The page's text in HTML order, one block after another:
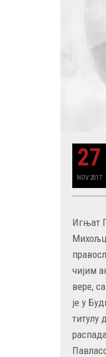
27
NOV 2017
Игњат
чијим
вере,
је у
титулу